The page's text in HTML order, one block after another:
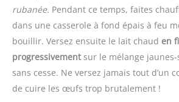
rubanée. Pendant ce temps, faites
dans une casserole à fond épais à feu
bouillir. Versez ensuite le lait chaud en
progressivement sur le mélange
sans cesse. Ne versez jamais tout d’un
de cuire les œufs trop brutalement !